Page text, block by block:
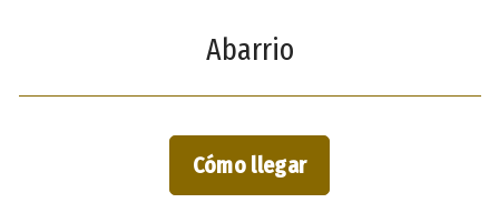
Abarrio
Cómo llegar